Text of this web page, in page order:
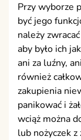
Przy wyborze
być jego
należy
aby było ich
ani za luźny,
również
zakupienia
panikować i
wciąż można
lub nożyczek